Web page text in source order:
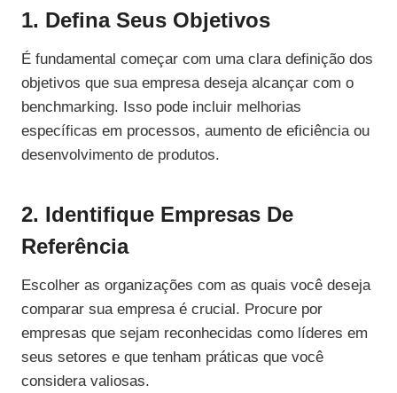
1. Defina Seus Objetivos
É fundamental começar com uma clara definição dos
objetivos que sua empresa deseja alcançar com o
benchmarking. Isso pode incluir melhorias
específicas em processos, aumento de eficiência ou
desenvolvimento de produtos.
2. Identifique Empresas De
Referência
Escolher as organizações com as quais você deseja
comparar sua empresa é crucial. Procure por
empresas que sejam reconhecidas como líderes em
seus setores e que tenham práticas que você
considera valiosas.